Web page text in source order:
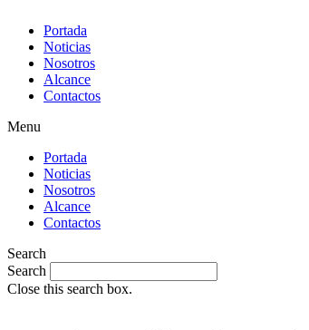
Portada
Noticias
Nosotros
Alcance
Contactos
Menu
Portada
Noticias
Nosotros
Alcance
Contactos
Search
Search
Close this search box.